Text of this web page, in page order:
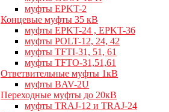
муфты EPKT-2
Концевые муфты 35 кВ
муфты EPKT-24 , EPKT-36
муфты POLT-12, 24, 42
муфты TFTI-31, 51, 61
муфты TFTO-31,51,61
Ответвительные муфты 1кВ
муфты BAV-2U
Переходные муфты до 20кВ
муфты TRAJ-12 и TRAJ-24